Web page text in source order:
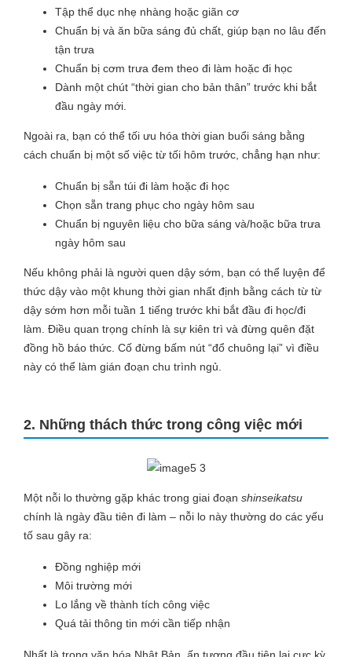
Tập thể dục nhẹ nhàng hoặc giãn cơ
Chuẩn bị và ăn bữa sáng đủ chất, giúp bạn no lâu đến
tận trưa
Chuẩn bị cơm trưa đem theo đi làm hoặc đi học
Dành một chút “thời gian cho bản thân” trước khi bắt
đầu ngày mới.
Ngoài ra, bạn có thể tối ưu hóa thời gian buổi sáng bằng
cách chuẩn bị một số việc từ tối hôm trước, chẳng hạn như:
Chuẩn bị sẵn túi đi làm hoặc đi học
Chọn sẵn trang phục cho ngày hôm sau
Chuẩn bị nguyên liệu cho bữa sáng và/hoặc bữa trưa
ngày hôm sau
Nếu không phải là người quen dậy sớm, bạn có thể luyện để
thức dậy vào một khung thời gian nhất định bằng cách từ từ
dậy sớm hơn mỗi tuần 1 tiếng trước khi bắt đầu đi học/đi
làm. Điều quan trọng chính là sự kiên trì và đừng quên đặt
đồng hồ báo thức. Cố đừng bấm nút “đổ chuông lại” vì điều
này có thể làm gián đoạn chu trình ngủ.
2. Những thách thức trong công việc mới
Một nỗi lo thường gặp khác trong giai đoạn shinseikatsu
chính là ngày đầu tiên đi làm – nỗi lo này thường do các yếu
tố sau gây ra:
Đồng nghiệp mới
Môi trường mới
Lo lắng về thành tích công việc
Quá tải thông tin mới cần tiếp nhận